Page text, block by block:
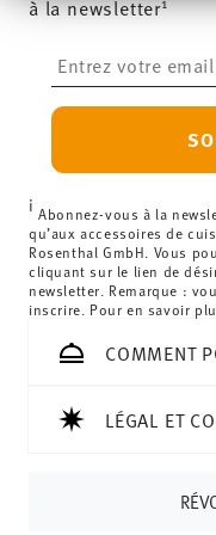
zusammen, die Sie
haben.
Sans danger pour le
contact alimentaire
69,90 € :La
supérieures à
Frais de livraison
votre achat est
s'appliquent. Pour
pouvez consulter
Royaume-Uni :Pour
montant minimum
livraison est offerte.
69,90 CHF. Pour
Suivi :
Vous
articles en stock.
à la newsletter
i Abonnez-vous à la
qu’aux accessoires de
Rosenthal GmbH. Vous
cliquant sur le lien de
newsletter. Remarque :
inscrire. Pour en savoir
COMMENT
LÉGAL ET